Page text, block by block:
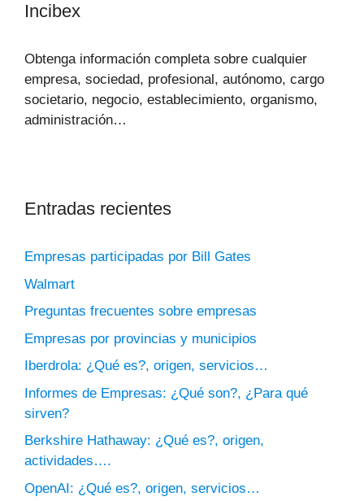
Incibex
Obtenga información completa sobre cualquier
empresa, sociedad, profesional, autónomo, cargo
societario, negocio, establecimiento, organismo,
administración…
Entradas recientes
Empresas participadas por Bill Gates
Walmart
Preguntas frecuentes sobre empresas
Empresas por provincias y municipios
Iberdrola: ¿Qué es?, origen, servicios…
Informes de Empresas: ¿Qué son?, ¿Para qué
sirven?
Berkshire Hathaway: ¿Qué es?, origen,
actividades….
OpenAI: ¿Qué es?, origen, servicios…